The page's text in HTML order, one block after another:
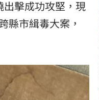
擊成功攻堅，現
縣市緝毒大案，